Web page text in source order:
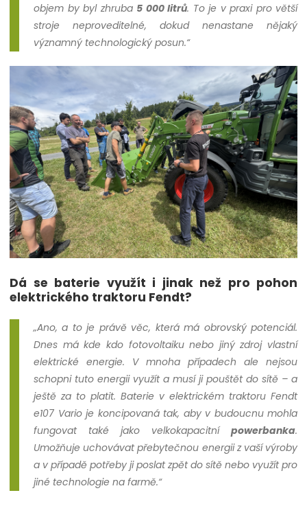
objem by byl zhruba 5 000 litrů. To je v praxi pro větší
stroje neproveditelné, dokud nenastane nějaký
významný technologický posun.“
Dá se baterie využít i jinak než pro pohon
elektrického traktoru Fendt?
„Ano, a to je právě věc, která má obrovský potenciál.
Dnes má kde kdo fotovoltaiku nebo jiný zdroj vlastní
elektrické energie. V mnoha případech ale nejsou
schopni tuto energii využít a musí ji pouštět do sítě – a
ještě za to platit. Baterie v elektrickém traktoru Fendt
e107 Vario je koncipovaná tak, aby v budoucnu mohla
fungovat také jako velkokapacitní powerbanka.
Umožňuje uchovávat přebytečnou energii z vaší výroby
a v případě potřeby ji poslat zpět do sítě nebo využít pro
jiné technologie na farmě.“